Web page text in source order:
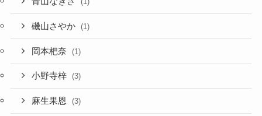
磯山さやか (1)
岡本杷奈 (1)
小野寺梓 (3)
麻生果恩 (3)